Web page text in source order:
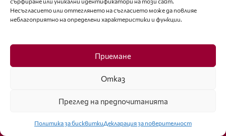
Несъгласието или оттеглянето на съгласието може да повлияе
неблагоприятно на определени характеристики и функции.
Приемане
Отказ
Преглед на предпочитанията
Политика за бисквиткиДекларация за поверителност
Ерлинг Холанд отново впечатли с модния си
избор
ДОСПЕХИТЕ – РОМАНТИЧНАТА ЗАЩИТА НА